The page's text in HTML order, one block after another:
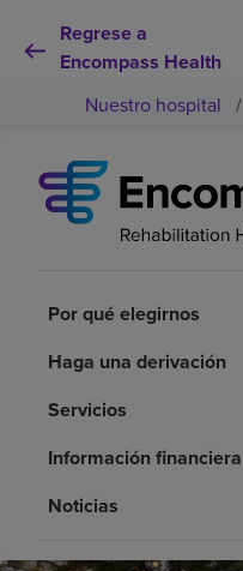
Regrese a
Encompass Health
Por qué debe elegirnos
Recursos de salud
Nuestro hospital /
Por qué elegirnos
Haga una derivación
Servicios
Información financiera
Noticias